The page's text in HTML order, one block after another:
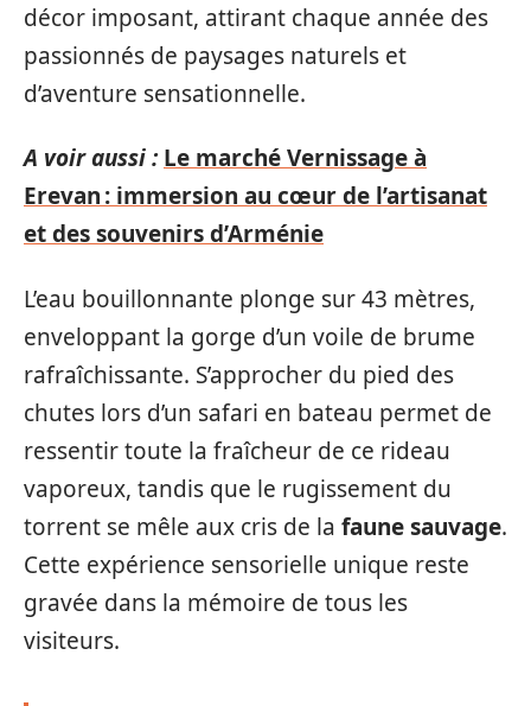
décor imposant, attirant chaque année des
passionnés de paysages naturels et
d’aventure sensationnelle.
A voir aussi : Le marché Vernissage à
Erevan : immersion au cœur de l’artisanat
et des souvenirs d’Arménie
L’eau bouillonnante plonge sur 43 mètres,
enveloppant la gorge d’un voile de brume
rafraîchissante. S’approcher du pied des
chutes lors d’un safari en bateau permet de
ressentir toute la fraîcheur de ce rideau
vaporeux, tandis que le rugissement du
torrent se mêle aux cris de la faune sauvage.
Cette expérience sensorielle unique reste
gravée dans la mémoire de tous les
visiteurs.